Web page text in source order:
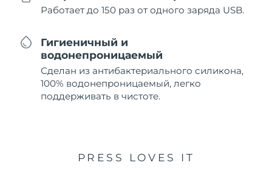
Работает до 150 раз от одного заряда USB.
Гигиеничный и
водонепроницаемый
Сделан из антибактериального силикона,
100% водонепроницаемый, легко
поддерживать в чистоте.
PRESS LOVES IT